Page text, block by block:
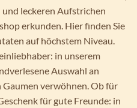
leckeren Aufstrichen
erkunden. Hier finden Sie
auf höchstem Niveau.
in unserem
Auswahl an
verwöhnen. Ob für
für gute Freunde: in